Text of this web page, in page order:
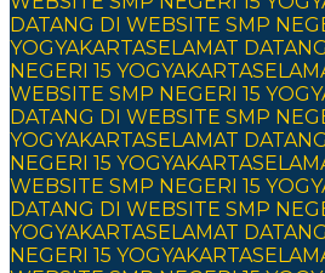
DATANG DI WEBSITE SMP
YOGYAKARTASELAMAT
NEGERI 15 YOGYAKARTA
WEBSITE SMP NEGERI 15
DATANG DI WEBSITE SMP
YOGYAKARTASELAMAT
NEGERI 15 YOGYAKARTA
WEBSITE SMP NEGERI 15
DATANG DI WEBSITE SMP
YOGYAKARTASELAMAT
NEGERI 15 YOGYAKARTA